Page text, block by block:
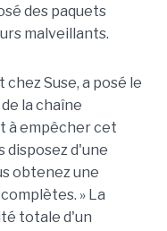
des paquets
malveillants.
Suse, a posé le
la chaîne
à empêcher cet
disposez d'une
obtenez une
» La
totale d'un